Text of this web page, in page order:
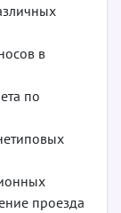
в
по
проезда